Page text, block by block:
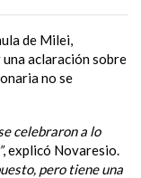
de Milei,
aclaración sobre
no se
celebraron a lo
, explicó Novaresio.
pero tiene una